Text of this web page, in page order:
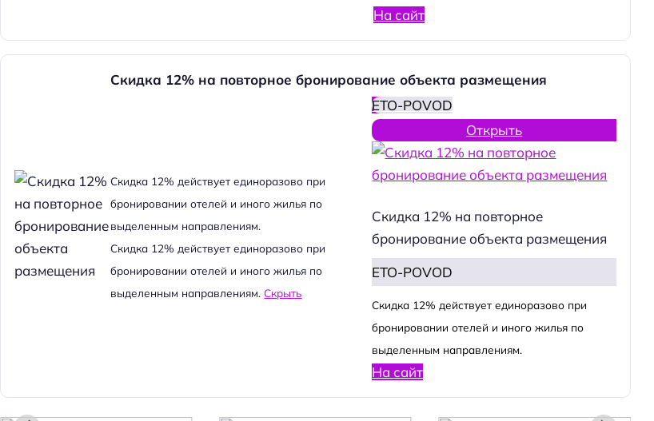
На сайт
Скидка 12% на повторное бронирование объекта размещения
Cкидка 12% действует единоразово при
бронировании отелей и иного жилья по
выделенным направлениям.
Cкидка 12% действует единоразово при
бронировании отелей и иного жилья по
выделенным направлениям.Скрыть
ETO-POVOD
Открыть
Скидка 12% на повторное
бронирование объекта размещения
ETO-POVOD
Cкидка 12% действует единоразово при
бронировании отелей и иного жилья по
выделенным направлениям.
На сайт